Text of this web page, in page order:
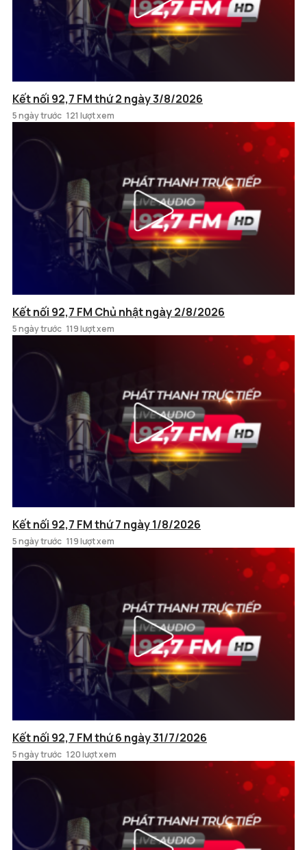
Kết nối 92,7 FM thứ 2 ngày 3/8/2026
5 ngày trước 121 lượt xem
Kết nối 92,7 FM Chủ nhật ngày 2/8/2026
5 ngày trước 119 lượt xem
Kết nối 92,7 FM thứ 7 ngày 1/8/2026
5 ngày trước 119 lượt xem
Kết nối 92,7 FM thứ 6 ngày 31/7/2026
5 ngày trước 120 lượt xem